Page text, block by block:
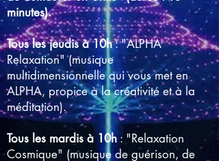
minutes).
Tous les jeudis à 10h: "ALPHA
Relaxation" (musique
multidimensionnelle qui vous met en
ALPHA, propice à la créativité et à la
méditation).
Tous les mardis à 10h: "Relaxation
Cosmique" (musique de guérison, de